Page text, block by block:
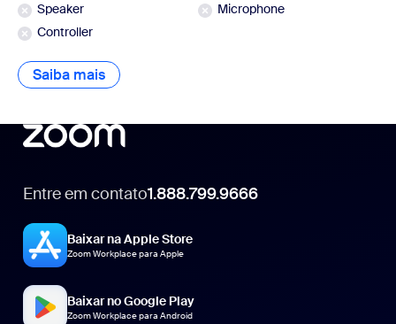
Speaker
Microphone
Controller
Saiba mais
Entre em contato1.888.799.9666
Baixar na Apple Store
Zoom Workplace para Apple
Baixar no Google Play
Zoom Workplace para Android